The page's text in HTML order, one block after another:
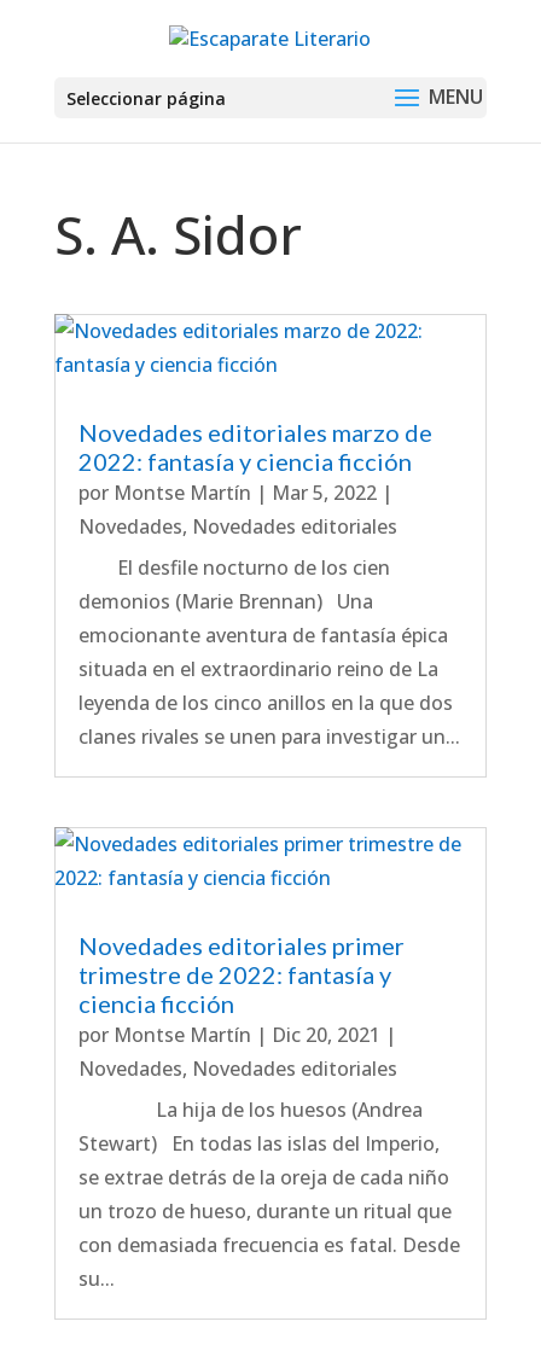
Seleccionar página
S. A. Sidor
Novedades editoriales marzo de
2022: fantasía y ciencia ficción
por Montse Martín | Mar 5, 2022|
Novedades, Novedades editoriales
El desfile nocturno de los cien
demonios (Marie Brennan) Una
emocionante aventura de fantasía épica
situada en el extraordinario reino de La
leyenda de los cinco anillos en la que dos
clanes rivales se unen para investigar un...
Novedades editoriales primer
trimestre de 2022: fantasía y
ciencia ficción
por Montse Martín | Dic 20, 2021 |
Novedades, Novedades editoriales
La hija de los huesos (Andrea
Stewart) En todas las islas del Imperio,
se extrae detrás de la oreja de cada niño
un trozo de hueso, durante un ritual que
con demasiada frecuencia es fatal. Desde
su...